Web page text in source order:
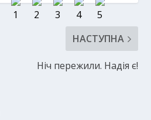
НАСТУПНА
Ніч пережили. Надія є!